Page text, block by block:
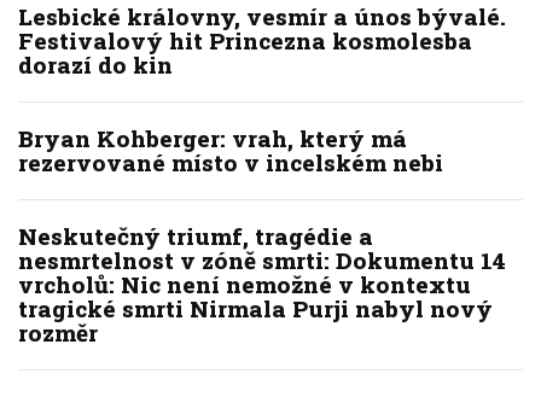
Lesbické královny, vesmír a únos bývalé.
Festivalový hit Princezna kosmolesba
dorazí do kin
Bryan Kohberger: vrah, který má
rezervované místo v incelském nebi
Neskutečný triumf, tragédie a
nesmrtelnost v zóně smrti: Dokumentu 14
vrcholů: Nic není nemožné v kontextu
tragické smrti Nirmala Purji nabyl nový
rozměr